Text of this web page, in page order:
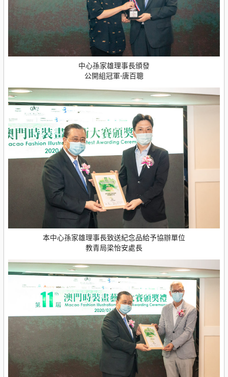
中心孫家雄理事長頒發
公開組冠軍-唐百聰
本中心孫家雄理事長致送紀念品給予協辦單位
教青局梁怡安處長